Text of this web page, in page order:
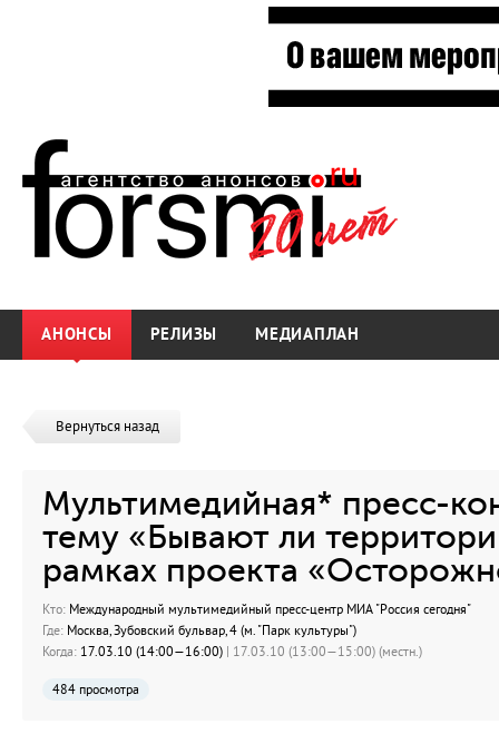
АНОНСЫ РЕЛИЗЫ МЕДИАПЛАН
Вернуться назад
Мультимедийная* пресс-
тему «Бывают ли
рамках проекта
Кто: Международный мультимедийный пресс-центр МИА "Россия сегодня"
Где: Москва, Зубовский бульвар, 4 (м. "Парк культуры")
Когда: 17.03.10 (14:00—16:00) | 17.03.10 (13:00—15:00) (местн.)
484 просмотра